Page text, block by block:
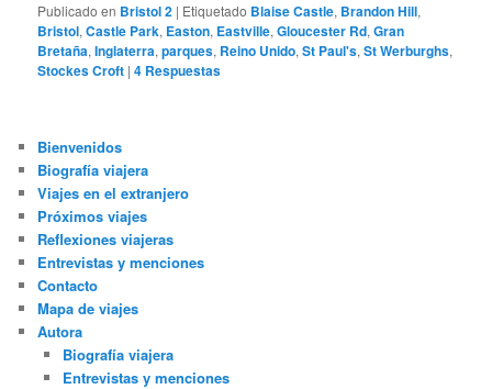
Publicado en Bristol 2 | Etiquetado Blaise Castle, Brandon Hill,
Bristol,Castle Park, Easton, Eastville,Gloucester Rd,Gran
Bretaña,Inglaterra,parques, Reino Unido,St Paul's,St Werburghs,
Stockes Croft |4 Respuestas
Bienvenidos
Biografía viajera
Viajes en el extranjero
Próximos viajes
Reflexiones viajeras
Entrevistas y menciones
Contacto
Mapa de viajes
Autora
Biografía viajera
Entrevistas y menciones